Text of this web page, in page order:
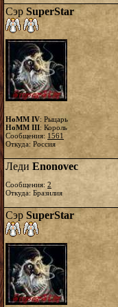
Сэр SuperStar
HoMM IV: Рыцарь
HoMM III: Король
Сообщения: 1561
Откуда: Россия
Леди Enonovec
Сообщения: 2
Откуда: Бразилия
Сэр SuperStar